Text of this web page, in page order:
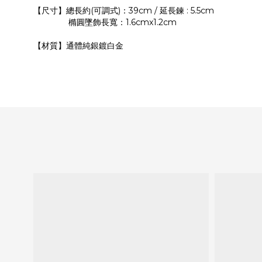
【尺寸】總長約(可調式) ：39cm / 延長鍊 : 5.5cm
橢圓墜飾長寬：1.6cmx1.2cm
【材質】通體純銀鍍白金